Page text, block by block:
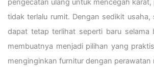
pengecatan ulang untuk mencegah
tidak terlalu rumit. Dengan sedikit
dapat tetap terlihat seperti baru selama
membuatnya menjadi pilihan yang
menginginkan furnitur dengan perawatan